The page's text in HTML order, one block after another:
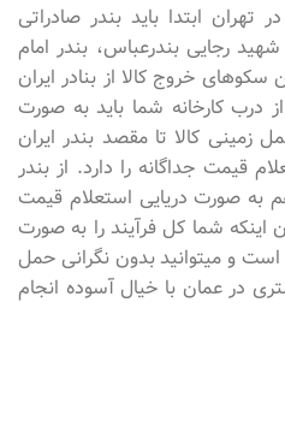
تهران ابتدا باید بندر صادراتی
رجایی بندرعباس، بندر امام
خروج کالا از بنادر ایران
کارخانه شما باید به صورت
زمینی کالا تا مقصد بندر ایران
قیمت جداگانه را دارد. از بندر
به صورت دریایی استعلام قیمت
شما کل فرآیند را به صورت
است و میتوانید بدون نگرانی حمل
در عمان با خیال آسوده انجام